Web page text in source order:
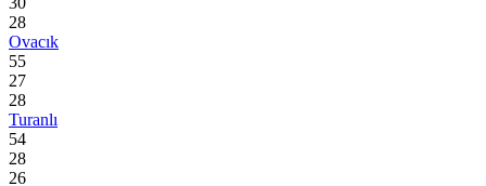
28
Ovacık
55
27
28
Turanlı
54
28
26